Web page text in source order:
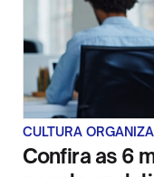
CULTURA
Confira as 6